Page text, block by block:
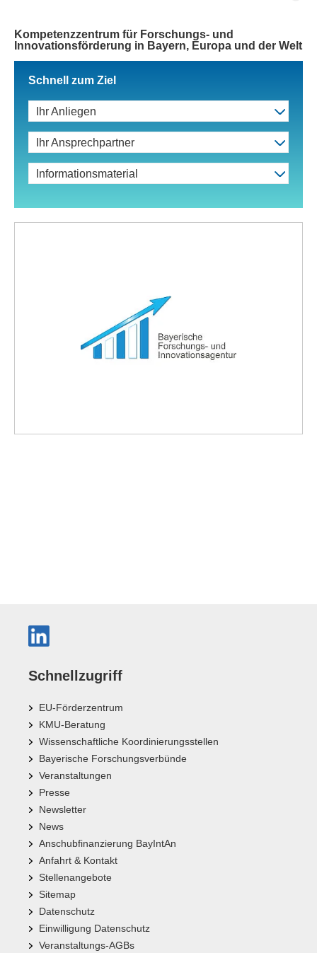
Kompetenzzentrum für Forschungs- und
Innovationsförderung in Bayern, Europa und der Welt
Schnell zum Ziel
Ihr Anliegen
Ihr Ansprechpartner
Informationsmaterial
Schnellzugriff
EU-Förderzentrum
KMU-Beratung
Wissenschaftliche Koordinierungsstellen
Bayerische Forschungsverbünde
Veranstaltungen
Presse
Newsletter
News
Anschubfinanzierung BayIntAn
Anfahrt & Kontakt
Stellenangebote
Sitemap
Datenschutz
Einwilligung Datenschutz
Veranstaltungs-AGBs